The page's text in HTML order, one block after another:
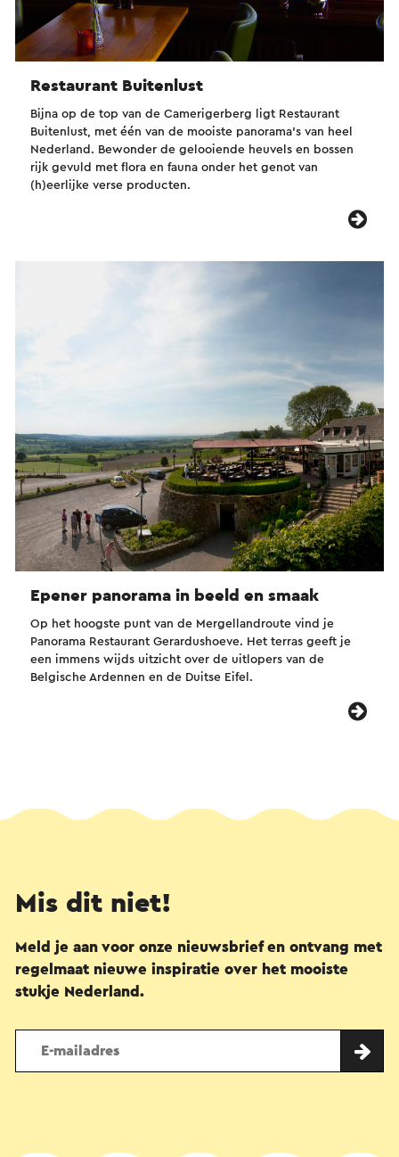
Restaurant Buitenlust
Bijna op de top van de Camerigerberg ligt Restaurant
Buitenlust, met één van de mooiste panorama's van heel
Nederland. Bewonder de gelooiende heuvels en bossen
rijk gevuld met flora en fauna onder het genot van
(h)eerlijke verse producten.
Epener panorama in beeld en smaak
Op het hoogste punt van de Mergellandroute vind je
Panorama Restaurant Gerardushoeve. Het terras geeft je
een immens wijds uitzicht over de uitlopers van de
Belgische Ardennen en de Duitse Eifel.
Mis dit niet!
Meld je aan voor onze nieuwsbrief en ontvang met
regelmaat nieuwe inspiratie over het mooiste
stukje Nederland.